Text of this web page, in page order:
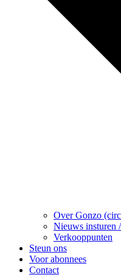
Over Gonzo
Nieuws insturen
Verkooppunten
Steun ons
Voor abonnees
Contact